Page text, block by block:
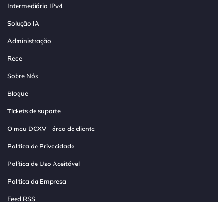
Intermediário IPv4
Solução IA
Administração
Rede
Sobre Nós
Blogue
Tickets de suporte
O meu DCXV - área de cliente
Política de Privacidade
Política de Uso Aceitável
Política da Empresa
Feed RSS